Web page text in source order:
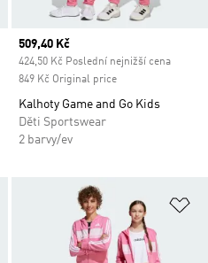
Current price
509,40 Kč
424,50 Kč Poslední nejnižší cena
849 Kč Original price
Kalhoty Game and Go Kids
Děti Sportswear
2 barvy/ev
Přidat do seznamu přání